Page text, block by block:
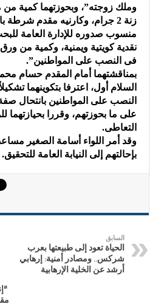
وملك زوجته”، وبحوزتهما كمية من
زنة 2 جرام، وكارنيه مقدم
منسوب صدوره للإدارة العامة
نقدية كويتية ويمنية، وكمية من
فى النصب على المواطنين”.
بمناقشتهما أمام المقدم حسام
السلام أول، اعترفا بتكوينهما
النصب على المواطنين بانتحال
على ما بحوزتهم، وقررا بحيازتهما
التعاطى.
وقد أمر اللواء أسامة الصغير
بإحالتهم إلى النيابة العامة للتحقيق.
السابق
الحياة تعود إلى طبيعتها بعرب
شركس.. ومصادر أمنية: إرهابي
أرشد عن الخلية الإرهابية